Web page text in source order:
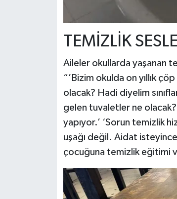
TEMİZLİK
Aileler okullarda yaşanan
“’Bizim okulda on yıllık
olacak? Hadi diyelim
gelen tuvaletler ne
yapıyor.’ ‘Sorun temizlik
uşağı değil. Aidat
çocuğuna temizlik eğitimi